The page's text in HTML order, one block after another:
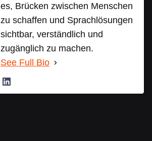
es, Brücken zwischen Menschen
zu schaffen und Sprachlösungen
sichtbar, verständlich und
zugänglich zu machen.
See Full Bio